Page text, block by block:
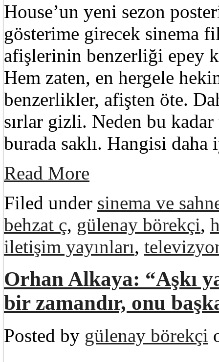
House’un yeni sezon
gösterime girecek sinema
afişlerinin benzerliği epey
Hem zaten, en hergele
benzerlikler, afişten öte.
sırlar gizli. Neden bu
burada saklı. Hangisi
Read More
Filed under sinema ve
behzat ç, gülenay börekçi,
iletişim yayınları,
Orhan Alkaya: “Aşkı
bir zamandır, onu
Posted by gülenay börekçi